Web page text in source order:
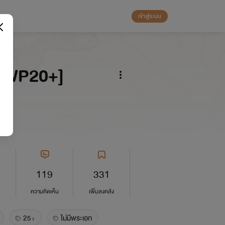
เข้าสู่ระบบ
119
ความคิดเห็น
331
เพิ่มลงคลัง
25+
ไม่มีพระเอก